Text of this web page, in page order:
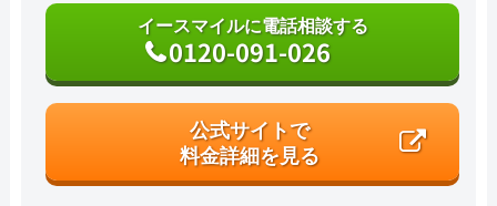
イースマイルに電話相談する
0120-091-026
公式サイトで
料金詳細を見る